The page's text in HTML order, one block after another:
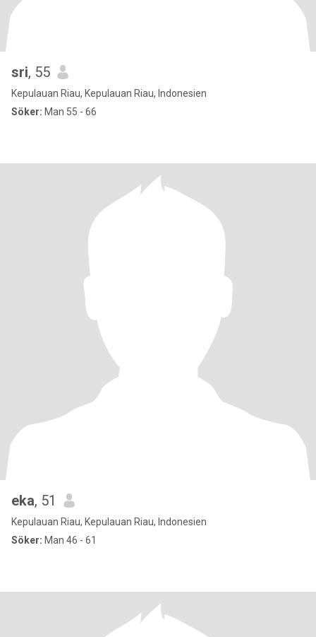
sri, 55
Kepulauan Riau, Kepulauan Riau, Indonesien
Söker: Man 55 - 66
eka, 51
Kepulauan Riau, Kepulauan Riau, Indonesien
Söker: Man 46 - 61